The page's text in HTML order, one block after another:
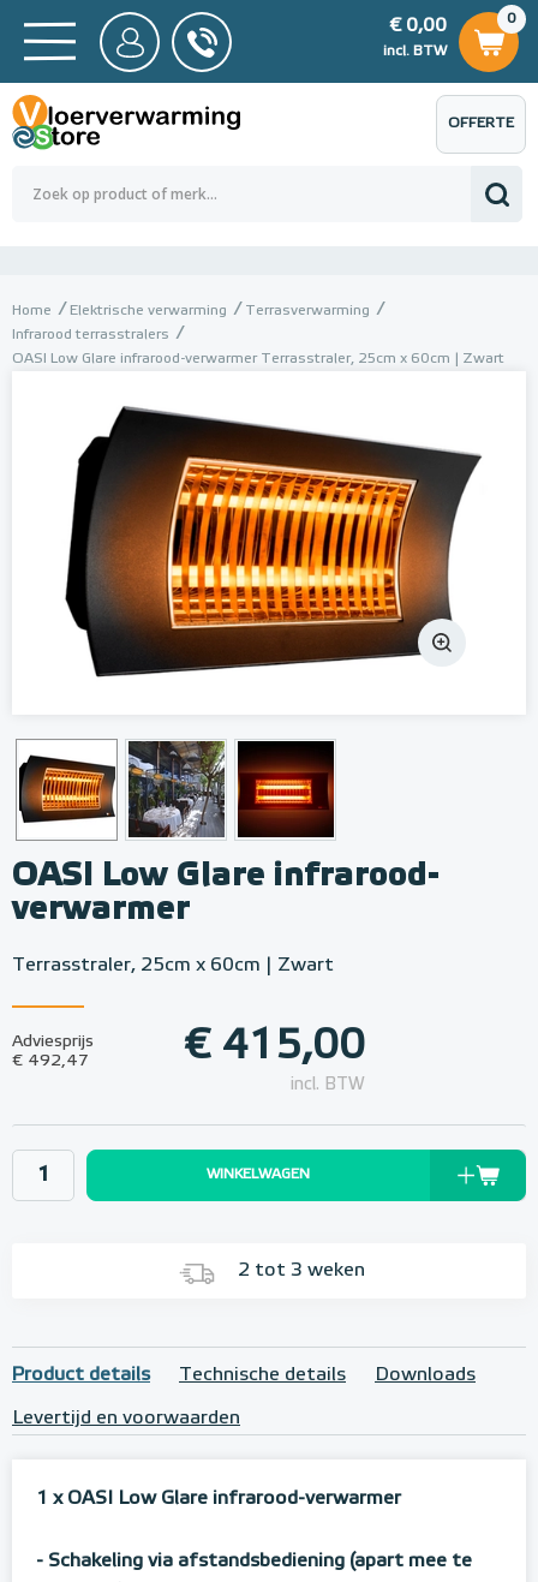
BTW
0,00
0
€ 0,00
incl. BTW
€ 0,00
OFFERTE
AANVRAGEN
Home Elektrische verwarming
Terrasverwarming
Infrarood terrasstralers
OASI Low Glare infrarood-verwarmer Terrasstraler, 25cm x 60cm | Zwart
OASI Low Glare infrarood-
verwarmer
Terrasstraler, 25cm x 60cm | Zwart
Adviesprijs
€ 492,47
€ 415,00
incl. BTW
WINKELWAGEN
2 tot 3 weken
Product details Technische details Downloads
Levertijd en voorwaarden
1 x OASI Low Glare infrarood-verwarmer
- Schakeling via afstandsbediening (apart mee te